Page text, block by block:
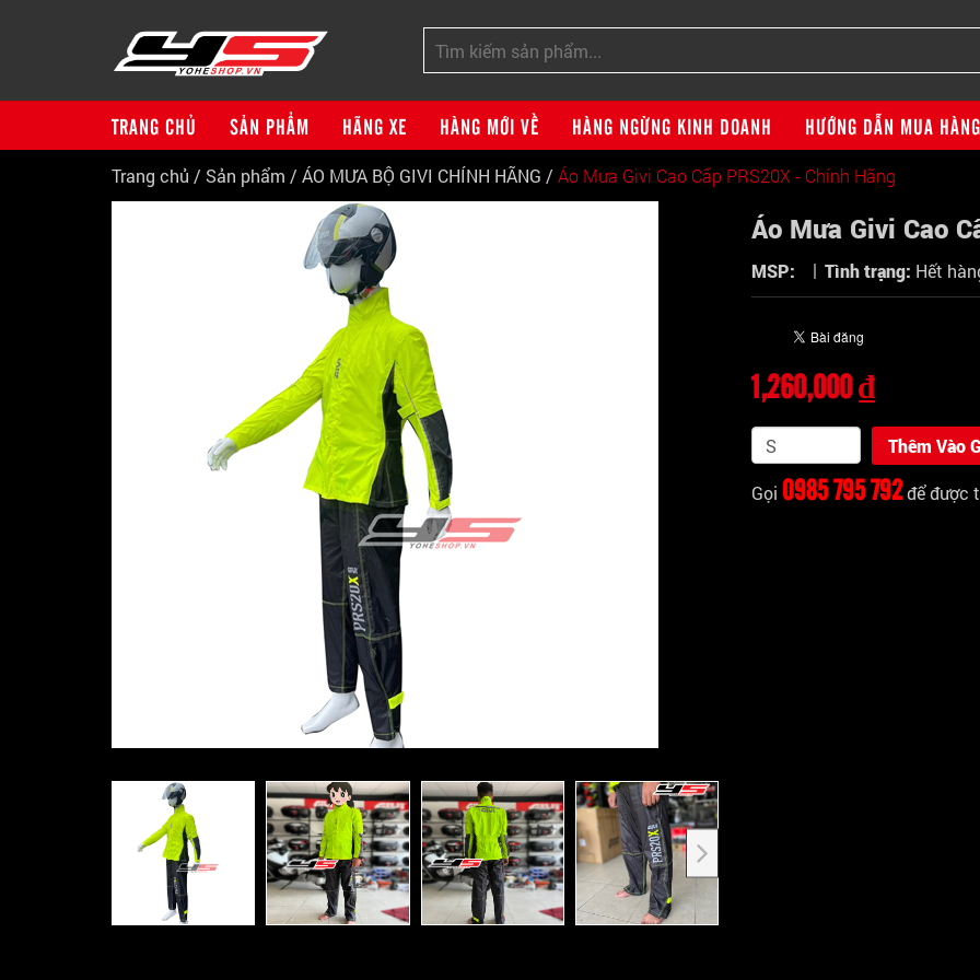
TRANG CHỦ SẢN PHẨM HÃNG XE HÀNG MỚI VỀ HÀNG NGỪNG KINH DOANH HƯỚNG DẪN MUA HÀNG
Trang chủ / Sản phẩm / ÁO MƯA BỘ GIVI CHÍNH HÃNG / Áo Mưa Givi Cao Cấp PRS20X - Chính Hãng
Áo Mưa Givi Cao
MSP: | Tình trạng: Hết
1,260,000 ₫
Thêm Vào
Gọi 0985 795 792để được